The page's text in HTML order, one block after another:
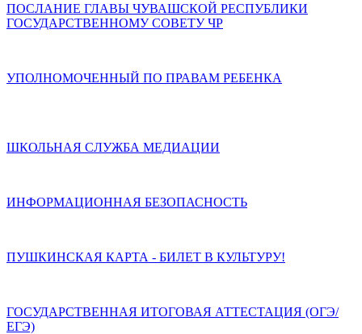
ПОСЛАНИЕ ГЛАВЫ ЧУВАШСКОЙ РЕСПУБЛИКИ
ГОСУДАРСТВЕННОМУ СОВЕТУ ЧР
УПОЛНОМОЧЕННЫЙ ПО ПРАВАМ РЕБЕНКА
ШКОЛЬНАЯ СЛУЖБА МЕДИАЦИИ
ИНФОРМАЦИОННАЯ БЕЗОПАСНОСТЬ
ПУШКИНСКАЯ КАРТА - БИЛЕТ В КУЛЬТУРУ!
ГОСУДАРСТВЕННАЯ ИТОГОВАЯ АТТЕСТАЦИЯ (ОГЭ/
ЕГЭ)